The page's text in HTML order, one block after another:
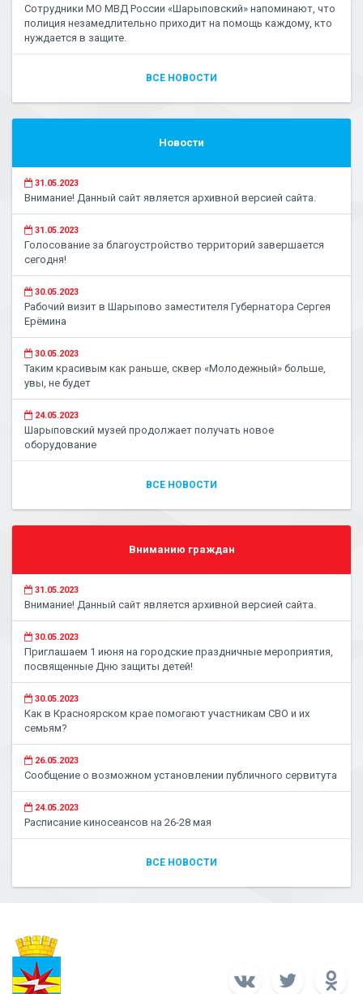
Сотрудники МО МВД России «Шарыповский» напоминают, что
полиция незамедлительно приходит на помощь каждому, кто
нуждается в защите.
ВСЕ НОВОСТИ
Новости
31.05.2023
Внимание! Данный сайт является архивной версией сайта.
31.05.2023
Голосование за благоустройство территорий завершается
сегодня!
30.05.2023
Рабочий визит в Шарыпово заместителя Губернатора Сергея
Ерёмина
30.05.2023
Таким красивым как раньше, сквер «Молодежный» больше,
увы, не будет
24.05.2023
Шарыповский музей продолжает получать новое
оборудование
ВСЕ НОВОСТИ
Вниманию граждан
31.05.2023
Внимание! Данный сайт является архивной версией сайта.
30.05.2023
Приглашаем 1 июня на городские праздничные мероприятия,
посвященные Дню защиты детей!
30.05.2023
Как в Красноярском крае помогают участникам СВО и их
семьям?
26.05.2023
Сообщение о возможном установлении публичного сервитута
24.05.2023
Расписание киносеансов на 26-28 мая
ВСЕ НОВОСТИ